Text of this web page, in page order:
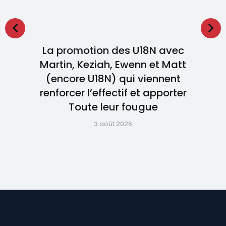
La promotion des U18N avec
Martin, Keziah, Ewenn et Matt
(encore U18N) qui viennent
renforcer l’effectif et apporter
Toute leur fougue
3 août 2026